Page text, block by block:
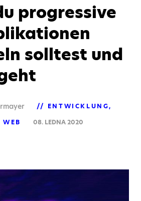
progressive
solltest und
ENTWICKLUNG
WEB 08. LEDNA 2020